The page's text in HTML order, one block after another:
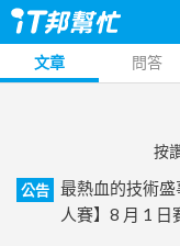
文章 問答
按
公告
最熱血的技術
人賽】8 月 1 日